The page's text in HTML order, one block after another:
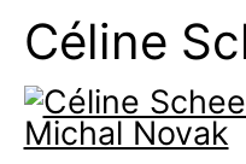
Céline